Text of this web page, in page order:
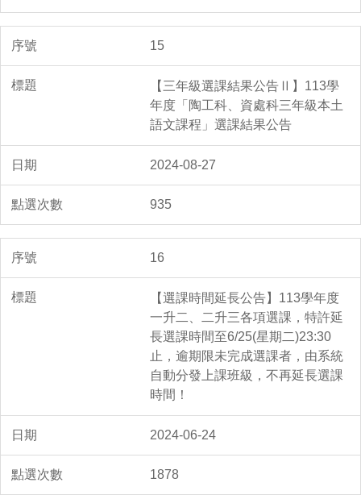
15
【三年級選課結果公告Ⅱ】113學
年度「陶工科、資處科三年級本土
語文課程」選課結果公告
2024-08-27
935
16
【選課時間延長公告】113學年度
一升二、二升三各項選課，特許延
長選課時間至6/25(星期二)23:30
止，逾期限未完成選課者，由系統
自動分發上課班級，不再延長選課
時間！
2024-06-24
1878